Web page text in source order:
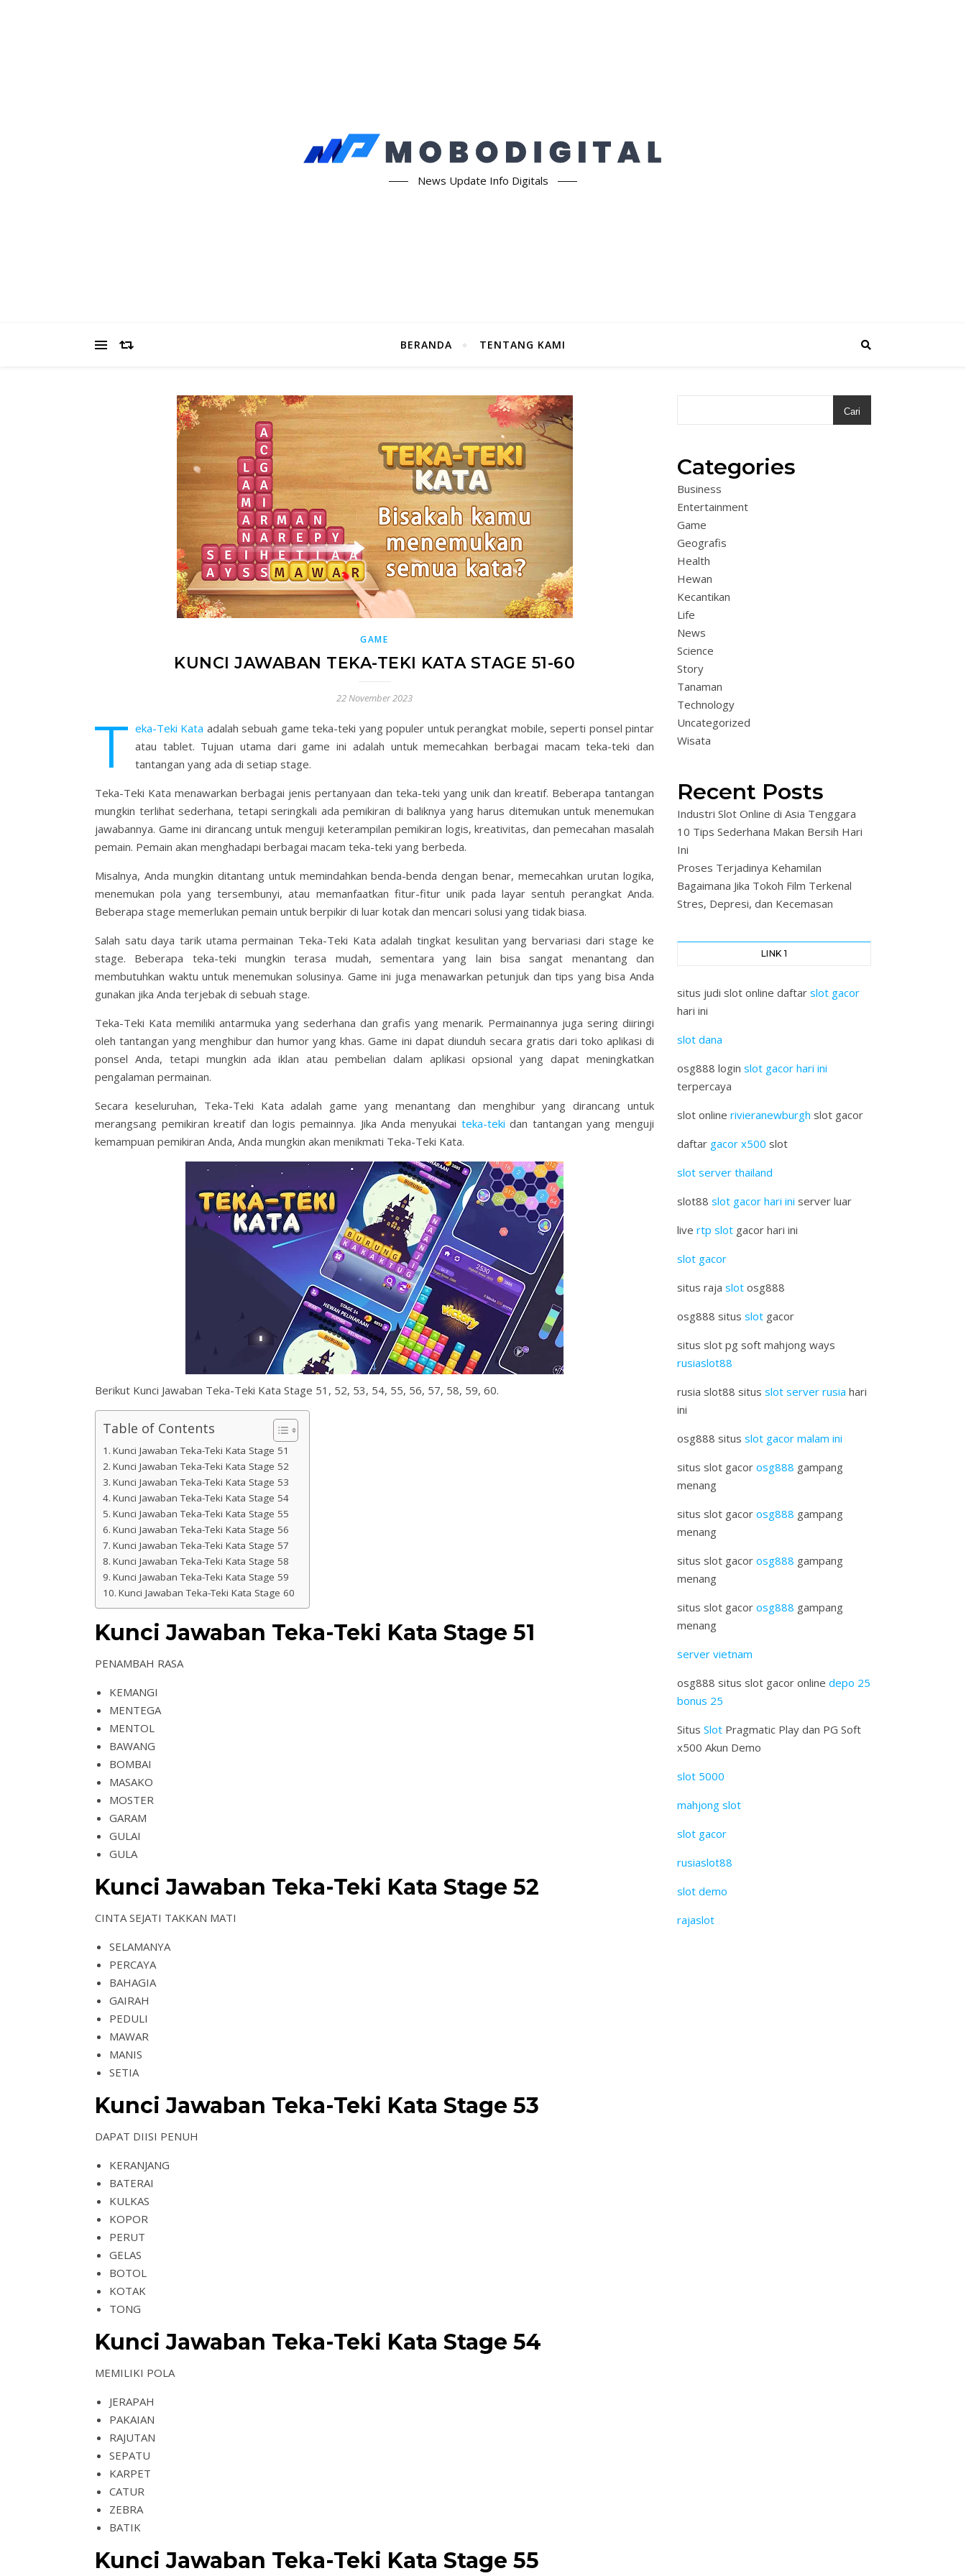
News Update Info Digitals
BERANDA TENTANG KAMI
GAME
KUNCI JAWABAN TEKA-TEKI KATA STAGE 51-60
22 November 2023
T eka-Teki Kata adalah sebuah game teka-teki yang populer untuk perangkat mobile, seperti ponsel pintar
atau tablet. Tujuan utama dari game ini adalah untuk memecahkan berbagai macam teka-teki dan
tantangan yang ada di setiap stage.
Teka-Teki Kata menawarkan berbagai jenis pertanyaan dan teka-teki yang unik dan kreatif. Beberapa tantangan
mungkin terlihat sederhana, tetapi seringkali ada pemikiran di baliknya yang harus ditemukan untuk menemukan
jawabannya. Game ini dirancang untuk menguji keterampilan pemikiran logis, kreativitas, dan pemecahan masalah
pemain. Pemain akan menghadapi berbagai macam teka-teki yang berbeda.
Misalnya, Anda mungkin ditantang untuk memindahkan benda-benda dengan benar, memecahkan urutan logika,
menemukan pola yang tersembunyi, atau memanfaatkan fitur-fitur unik pada layar sentuh perangkat Anda.
Beberapa stage memerlukan pemain untuk berpikir di luar kotak dan mencari solusi yang tidak biasa.
Salah satu daya tarik utama permainan Teka-Teki Kata adalah tingkat kesulitan yang bervariasi dari stage ke
stage. Beberapa teka-teki mungkin terasa mudah, sementara yang lain bisa sangat menantang dan
membutuhkan waktu untuk menemukan solusinya. Game ini juga menawarkan petunjuk dan tips yang bisa Anda
gunakan jika Anda terjebak di sebuah stage.
Teka-Teki Kata memiliki antarmuka yang sederhana dan grafis yang menarik. Permainannya juga sering diiringi
oleh tantangan yang menghibur dan humor yang khas. Game ini dapat diunduh secara gratis dari toko aplikasi di
ponsel Anda, tetapi mungkin ada iklan atau pembelian dalam aplikasi opsional yang dapat meningkatkan
pengalaman permainan.
Secara keseluruhan, Teka-Teki Kata adalah game yang menantang dan menghibur yang dirancang untuk
merangsang pemikiran kreatif dan logis pemainnya. Jika Anda menyukai teka-teki dan tantangan yang menguji
kemampuan pemikiran Anda, Anda mungkin akan menikmati Teka-Teki Kata.
Berikut Kunci Jawaban Teka-Teki Kata Stage 51, 52, 53, 54, 55, 56, 57, 58, 59, 60.
Table of Contents
Kunci Jawaban Teka-Teki Kata Stage 51
Kunci Jawaban Teka-Teki Kata Stage 52
Kunci Jawaban Teka-Teki Kata Stage 53
Kunci Jawaban Teka-Teki Kata Stage 54
Kunci Jawaban Teka-Teki Kata Stage 55
Kunci Jawaban Teka-Teki Kata Stage 56
Kunci Jawaban Teka-Teki Kata Stage 57
Kunci Jawaban Teka-Teki Kata Stage 58
Kunci Jawaban Teka-Teki Kata Stage 59
Kunci Jawaban Teka-Teki Kata Stage 60
Kunci Jawaban Teka-Teki Kata Stage 51
PENAMBAH RASA
KEMANGI
MENTEGA
MENTOL
BAWANG
BOMBAI
MASAKO
MOSTER
GARAM
GULAI
GULA
Kunci Jawaban Teka-Teki Kata Stage 52
CINTA SEJATI TAKKAN MATI
SELAMANYA
PERCAYA
BAHAGIA
GAIRAH
PEDULI
MAWAR
MANIS
SETIA
Kunci Jawaban Teka-Teki Kata Stage 53
DAPAT DIISI PENUH
KERANJANG
BATERAI
KULKAS
KOPOR
PERUT
GELAS
BOTOL
KOTAK
TONG
Kunci Jawaban Teka-Teki Kata Stage 54
MEMILIKI POLA
JERAPAH
PAKAIAN
RAJUTAN
SEPATU
KARPET
CATUR
ZEBRA
BATIK
Kunci Jawaban Teka-Teki Kata Stage 55
Cari
Categories
Business
Entertainment
Game
Geografis
Health
Hewan
Kecantikan
Life
News
Science
Story
Tanaman
Technology
Uncategorized
Wisata
Recent Posts
Industri Slot Online di Asia Tenggara
10 Tips Sederhana Makan Bersih Hari
Ini
Proses Terjadinya Kehamilan
Bagaimana Jika Tokoh Film Terkenal
Stres, Depresi, dan Kecemasan
LINK 1
situs judi slot online daftar slot gacor
hari ini
slot dana
osg888 login slot gacor hari ini
terpercaya
slot online rivieranewburgh slot gacor
daftar gacor x500 slot
slot server thailand
slot88 slot gacor hari ini server luar
live rtp slot gacor hari ini
slot gacor
situs raja slot osg888
osg888 situs slot gacor
situs slot pg soft mahjong ways
rusiaslot88
rusia slot88 situs slot server rusia hari
ini
osg888 situs slot gacor malam ini
situs slot gacor osg888 gampang
menang
situs slot gacor osg888 gampang
menang
situs slot gacor osg888 gampang
menang
situs slot gacor osg888 gampang
menang
server vietnam
osg888 situs slot gacor online depo 25
bonus 25
Situs Slot Pragmatic Play dan PG Soft
x500 Akun Demo
slot 5000
mahjong slot
slot gacor
rusiaslot88
slot demo
rajaslot